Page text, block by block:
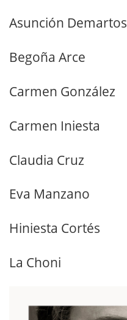
Asunción Demartos
Begoña Arce
Carmen González
Carmen Iniesta
Claudia Cruz
Eva Manzano
Hiniesta Cortés
La Choni